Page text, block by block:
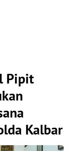
Pipit
Kalbar